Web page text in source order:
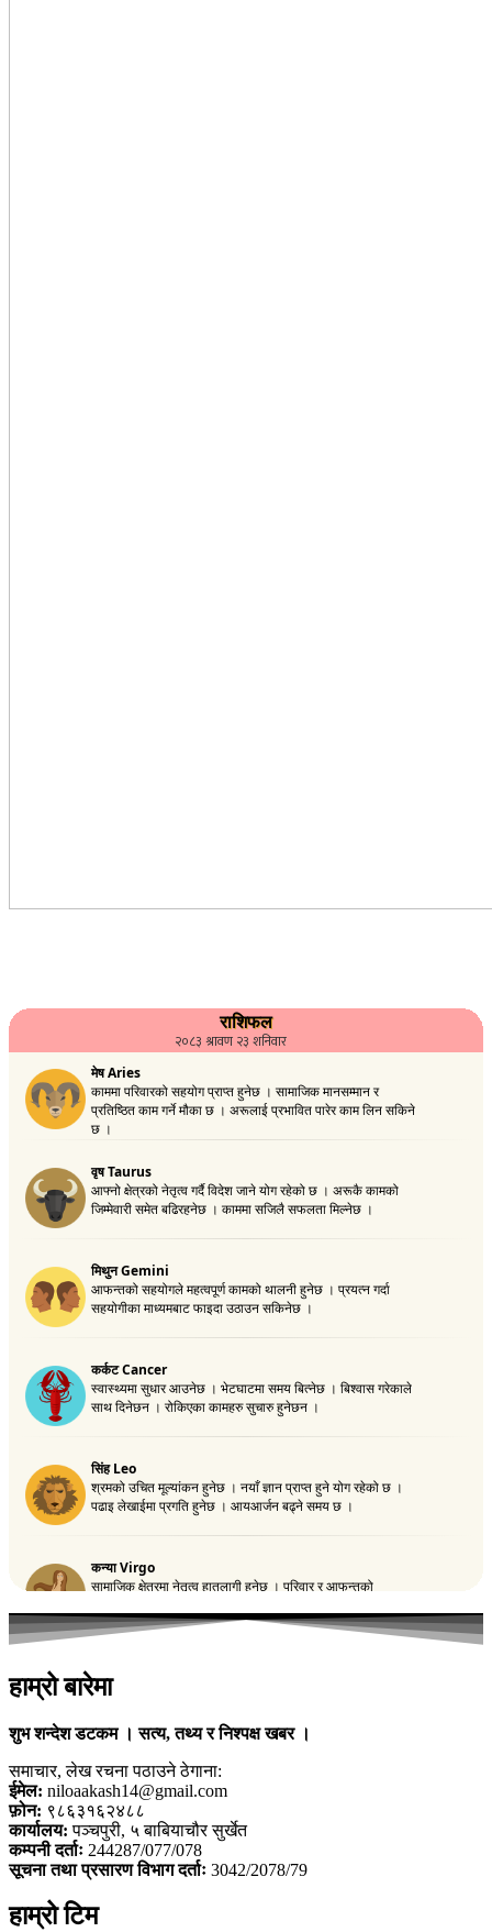
हाम्रो बारेमा
शुभ शन्देश डटकम । सत्य, तथ्य र निश्पक्ष खबर ।
समाचार, लेख रचना पठाउने ठेगाना:
ईमेल: niloaakash14@gmail.com
फ़ोन: ९८६३१६२४८८
कार्यालय: पञ्चपुरी, ५ बाबियाचौर सुर्खेत
कम्पनी दर्ताः 244287/077/078
सूचना तथा प्रसारण विभाग दर्ताः 3042/2078/79
हाम्रो टिम